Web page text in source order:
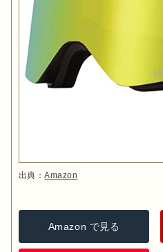
出典：Amazon
Amazon で見る